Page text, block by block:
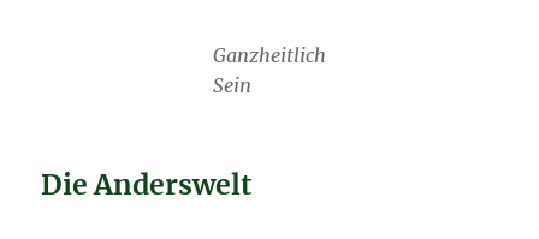
Ganzheitlich
Sein
Die Anderswelt